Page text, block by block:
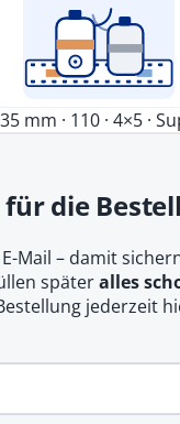
35 mm · 110 · 4×5 ·
die
Mail – damit
späteralles
jederzeit